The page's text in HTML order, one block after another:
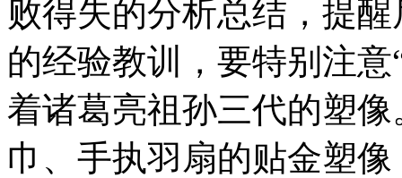
败得失的分析总结，提
的经验教训，要特别注意
着诸葛亮祖孙三代的塑
巾、手执羽扇的贴金塑